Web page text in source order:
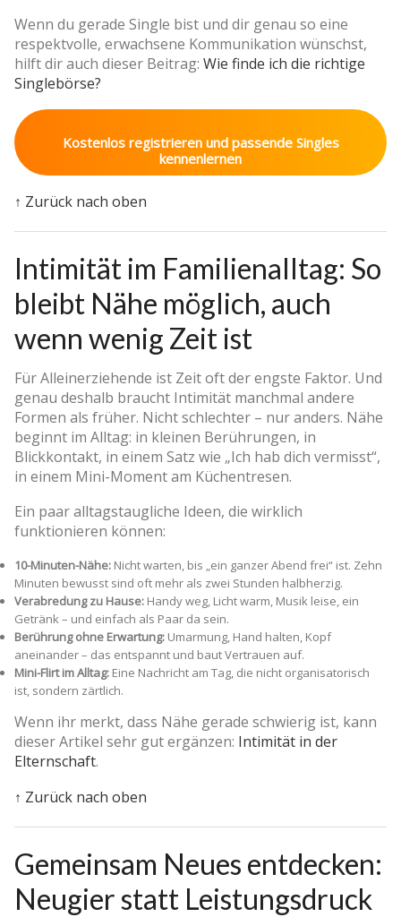
Wenn du gerade Single bist und dir genau so eine
respektvolle, erwachsene Kommunikation wünschst,
hilft dir auch dieser Beitrag: Wie finde ich die richtige
Singlebörse?
Kostenlos registrieren und passende Singles
kennenlernen
↑ Zurück nach oben
Intimität im Familienalltag: So
bleibt Nähe möglich, auch
wenn wenig Zeit ist
Für Alleinerziehende ist Zeit oft der engste Faktor. Und
genau deshalb braucht Intimität manchmal andere
Formen als früher. Nicht schlechter – nur anders. Nähe
beginnt im Alltag: in kleinen Berührungen, in
Blickkontakt, in einem Satz wie „Ich hab dich vermisst“,
in einem Mini-Moment am Küchentresen.
Ein paar alltagstaugliche Ideen, die wirklich
funktionieren können:
10-Minuten-Nähe: Nicht warten, bis „ein ganzer Abend frei“ ist. Zehn
Minuten bewusst sind oft mehr als zwei Stunden halbherzig.
Verabredung zu Hause: Handy weg, Licht warm, Musik leise, ein
Getränk – und einfach als Paar da sein.
Berührung ohne Erwartung: Umarmung, Hand halten, Kopf
aneinander – das entspannt und baut Vertrauen auf.
Mini-Flirt im Alltag: Eine Nachricht am Tag, die nicht organisatorisch
ist, sondern zärtlich.
Wenn ihr merkt, dass Nähe gerade schwierig ist, kann
dieser Artikel sehr gut ergänzen: Intimität in der
Elternschaft.
↑ Zurück nach oben
Gemeinsam Neues entdecken:
Neugier statt Leistungsdruck